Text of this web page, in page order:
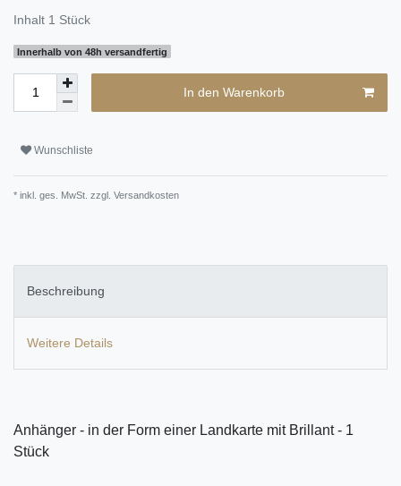
Inhalt 1 Stück
Innerhalb von 48h versandfertig
In den Warenkorb
Wunschliste
* inkl. ges. MwSt. zzgl. Versandkosten
Beschreibung
Weitere Details
Anhänger - in der Form einer Landkarte mit Brillant - 1
Stück